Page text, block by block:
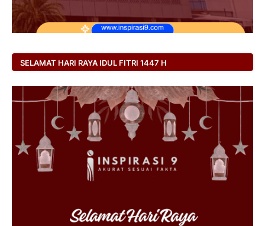
SELAMAT HARI RAYA IDUL FITRI 1447 H